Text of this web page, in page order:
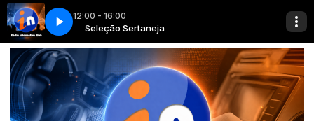
12:00 - 16:00
Seleção Sertaneja
Luíza & Maurílio - Nega